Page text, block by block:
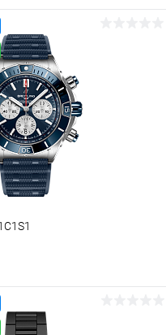
В корзину
Сравнение
В наличии
В корзину